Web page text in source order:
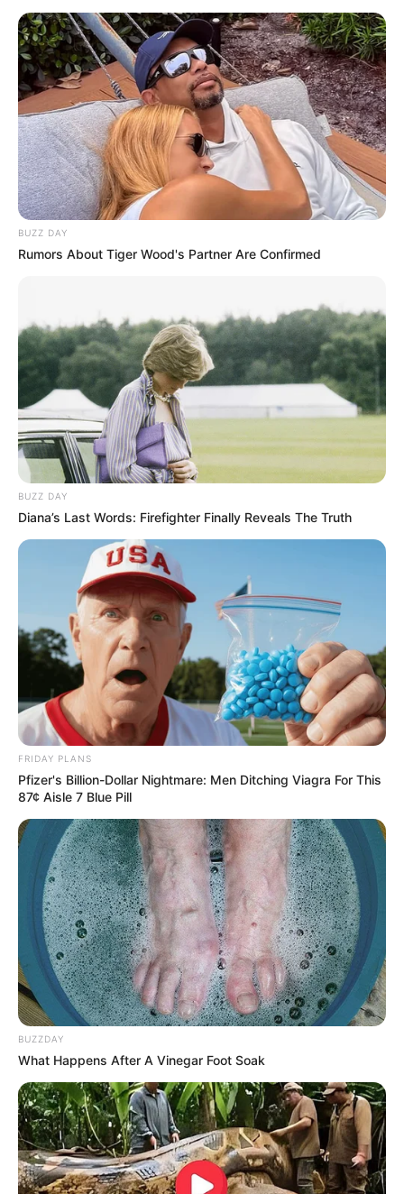
Daily mail
Outdoorz in trendz
BUZZ DAY
Rumors About Tiger Wood's Partner Are Confirmed
BUZZ DAY
Diana’s Last Words: Firefighter Finally Reveals The Truth
FRIDAY PLANS
Pfizer's Billion-Dollar Nightmare: Men Ditching Viagra For This
87¢ Aisle 7 Blue Pill
BUZZDAY
What Happens After A Vinegar Foot Soak